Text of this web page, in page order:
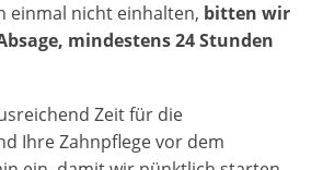
einmal nicht einhalten, bitten wir
mindestens 24 Stunden
Zeit für die
Ihre Zahnpflege vor dem